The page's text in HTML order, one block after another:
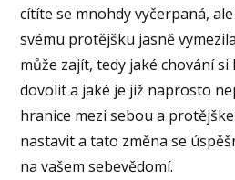
cítíte se mnohdy vyčerpaná,
svému protějšku jasně
může zajít, tedy jaké chování si
dovolit a jaké je již naprosto
hranice mezi sebou a
nastavit a tato změna se
na vašem sebevědomí.